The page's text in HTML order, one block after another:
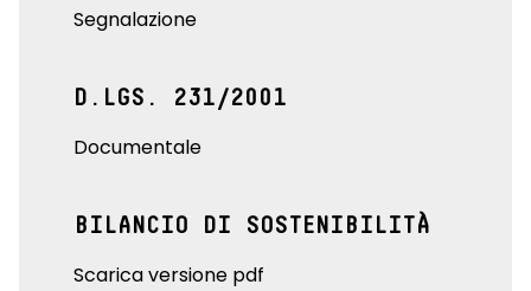
Segnalazione
D.LGS. 231/2001
Documentale
BILANCIO DI SOSTENIBILITÀ
Scarica versione pdf